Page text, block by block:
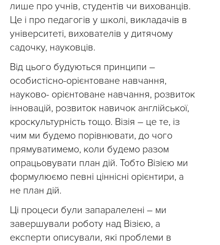
лише про учнів, студентів чи вихованців.
Це і про педагогів у школі, викладачів в
університеті, вихователів у дитячому
садочку, науковців.
Від цього будуються принципи –
особистісно-орієнтоване навчання,
науково- орієнтоване навчання, розвиток
інновацій, розвиток навичок англійської,
кроскультурність тощо. Візія – це те, із
чим ми будемо порівнювати, до чого
прямуватимемо, коли будемо разом
опрацьовувати план дій. Тобто Візією ми
формулюємо певні ціннісні орієнтири, а
не план дій.
Ці процеси були запаралелені – ми
завершували роботу над Візією, а
експерти описували, які проблеми в